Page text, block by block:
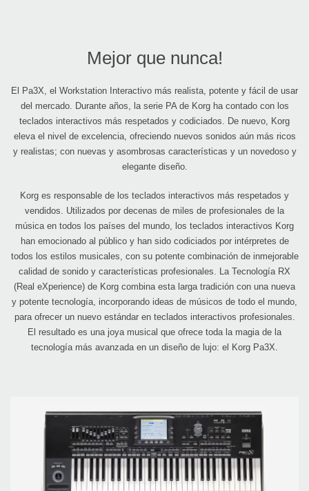
Mejor que nunca!
El Pa3X, el Workstation Interactivo más realista, potente y fácil de usar
del mercado. Durante años, la serie PA de Korg ha contado con los
teclados interactivos más respetados y codiciados. De nuevo, Korg
eleva el nivel de excelencia, ofreciendo nuevos sonidos aún más ricos
y realistas; con nuevas y asombrosas características y un novedoso y
elegante diseño.
Korg es responsable de los teclados interactivos más respetados y
vendidos. Utilizados por decenas de miles de profesionales de la
música en todos los países del mundo, los teclados interactivos Korg
han emocionado al público y han sido codiciados por intérpretes de
todos los estilos musicales, con su potente combinación de inmejorable
calidad de sonido y características profesionales. La Tecnología RX
(Real eXperience) de Korg combina esta larga tradición con una nueva
y potente tecnología, incorporando ideas de músicos de todo el mundo,
para ofrecer un nuevo estándar en teclados interactivos profesionales.
El resultado es una joya musical que ofrece toda la magia de la
tecnología más avanzada en un diseño de lujo: el Korg Pa3X.